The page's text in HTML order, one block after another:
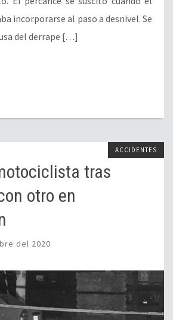
incorporarse al paso a desnivel. Se
del derrape […]
ACCIDENTES
tras
otro en
del 2020